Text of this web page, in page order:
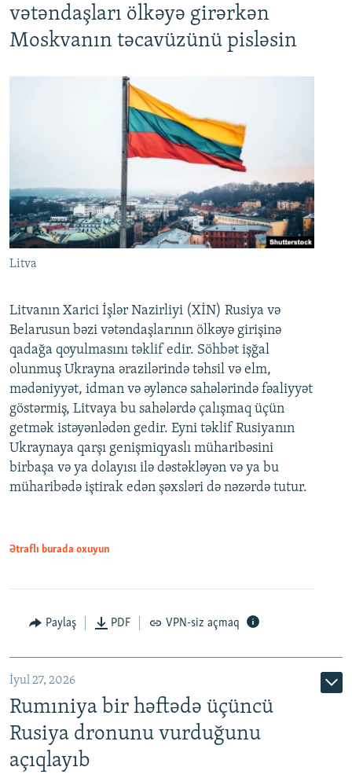
vətəndaşları ölkəyə girərkən
Moskvanın təcavüzünü pisləsin
Litva
Litvanın Xarici İşlər Nazirliyi (XİN) Rusiya və
Belarusun bəzi vətəndaşlarının ölkəyə girişinə
qadağa qoyulmasını təklif edir. Söhbət işğal
olunmuş Ukrayna ərazilərində təhsil və elm,
mədəniyyət, idman və əyləncə sahələrində fəaliyyət
göstərmiş, Litvaya bu sahələrdə çalışmaq üçün
getmək istəyənlədən gedir. Eyni təklif Rusiyanın
Ukraynaya qarşı genişmiqyaslı müharibəsini
birbaşa və ya dolayısı ilə dəstəkləyən və ya bu
müharibədə iştirak edən şəxsləri də nəzərdə tutur.
Ətraflı burada oxuyun
Paylaş PDF VPN-siz açmaq
İyul 27, 2026
Rumıniya bir həftədə üçüncü
Rusiya dronunu vurduğunu
açıqlayıb